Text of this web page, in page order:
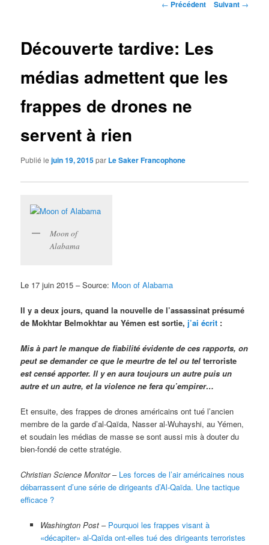
Navigation
← Précédent Suivant →
Découverte tardive: Les
médias admettent que les
frappes de drones ne
servent à rien
Publié lejuin 19, 2015par Le Saker Francophone
Moon of
Alabama
Le 17 juin 2015 – Source: Moon of Alabama
Il y a deux jours, quand la nouvelle de l’assassinat présumé
de Mokhtar Belmokhtar au Yémen est sortie, j’ai écrit :
Mis à part le manque de fiabilité évidente de ces rapports, on
peut se demander ce que le meurtre de tel ou telterroriste
est censé apporter. Il y en aura toujours un autre puis un
autre et un autre, et la violence ne fera qu’empirer…
Et ensuite, des frappes de drones américains ont tué l’ancien
membre de la garde d’al-Qaïda, Nasser al-Wuhayshi, au Yémen,
et soudain les médias de masse se sont aussi mis à douter du
bien-fondé de cette stratégie.
Christian Science Monitor– Les forces de l’air américaines nous
débarrassent d’une série de dirigeants d’Al-Qaïda. Une tactique
efficace ?
Washington Post– Pourquoi les frappes visant à
«décapiter» al-Qaïda ont-elles tué des dirigeants terroristes